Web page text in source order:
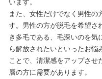
います。
また、女性だけでなく男性の
す。男性の方が脱毛を希望さ
き多毛である、毛深いのを
ら解放されたいといったお
ことで、清潔感をアップさ
層の方に需要があります。